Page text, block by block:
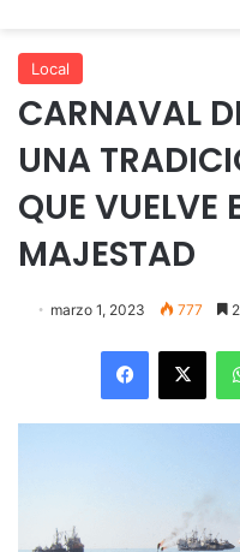
Local
CARNAVAL
UNA
QUE VUELVE
MAJESTAD
marzo 1, 2023 777
Facebook
X